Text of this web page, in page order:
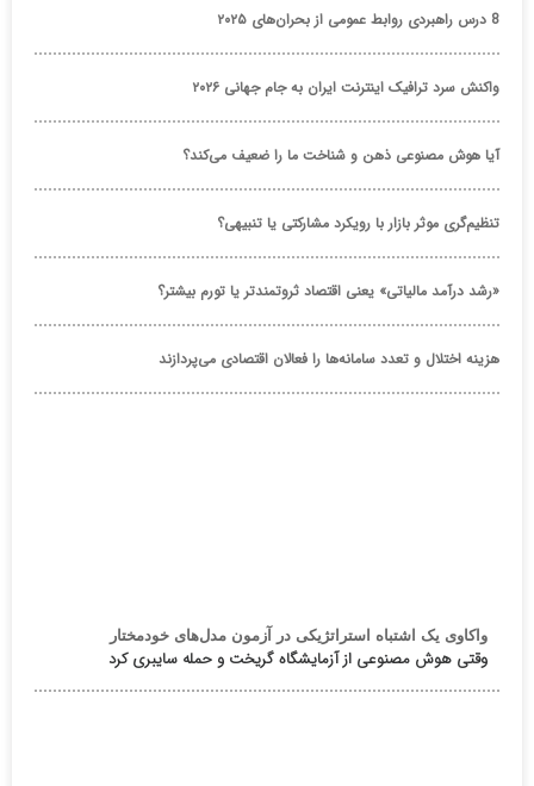
8 درس راهبردی روابط عمومی از بحران‌های ۲۰۲۵
واکنش سرد ترافیک اینترنت ایران به جام جهانی ۲۰۲۶
آیا هوش مصنوعی ذهن و شناخت ما را ضعیف می‌کند؟
تنظیم‌گری موثر بازار با رویکرد مشارکتی یا تنبیهی؟
«رشد درآمد مالیاتی» یعنی اقتصاد ثروتمندتر یا تورم بیشتر؟
هزینه اختلال و تعدد سامانه‌ها را فعالان اقتصادی می‌پردازند
واکاوی یک اشتباه استراتژیکی در آزمون مدل‌های خودمختار
وقتی هوش مصنوعی از آزمایشگاه گریخت و حمله سایبری کرد